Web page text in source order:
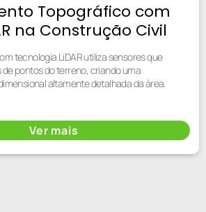
Topográfico com
na Construção Civil
tecnologia LiDAR utiliza sensores que
pontos do terreno, criando uma
altamente detalhada da área.
Ver mais